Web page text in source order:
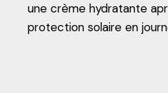
une crème hydratante
protection solaire en